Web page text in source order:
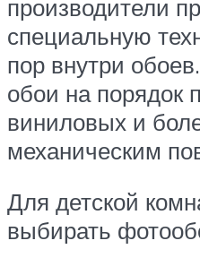
производители
специальную
пор внутри
обои на порядок
виниловых и
механическим
Для детской
выбирать